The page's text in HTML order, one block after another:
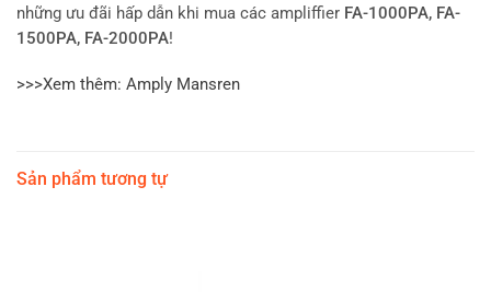
những ưu đãi hấp dẫn khi mua các ampliffier FA-1000PA, FA-
1500PA, FA-2000PA!
>>>Xem thêm: Amply Mansren
Sản phẩm tương tự